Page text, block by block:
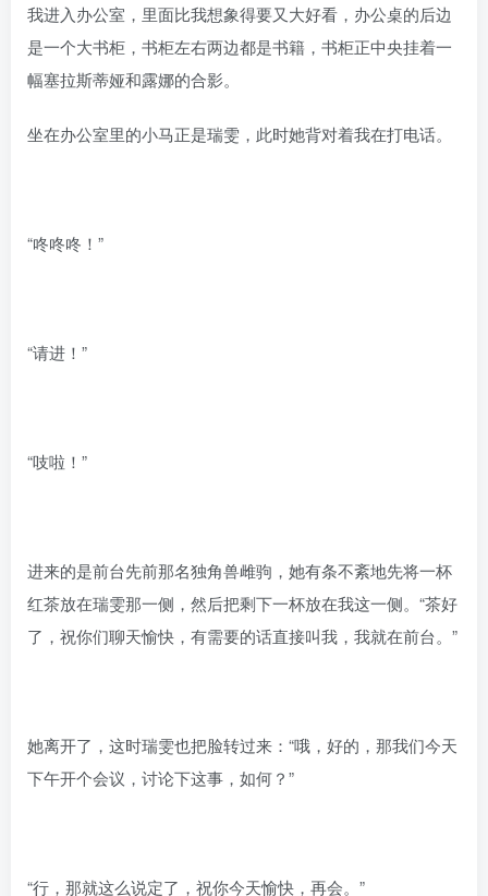
我进入办公室，里面比我想象得要又大好看，办公桌的后边
是一个大书柜，书柜左右两边都是书籍，书柜正中央挂着一
幅塞拉斯蒂娅和露娜的合影。
坐在办公室里的小马正是瑞雯，此时她背对着我在打电话。
“咚咚咚！”
“请进！”
“吱啦！”
进来的是前台先前那名独角兽雌驹，她有条不紊地先将一杯
红茶放在瑞雯那一侧，然后把剩下一杯放在我这一侧。“茶好
了，祝你们聊天愉快，有需要的话直接叫我，我就在前台。”
她离开了，这时瑞雯也把脸转过来：“哦，好的，那我们今天
下午开个会议，讨论下这事，如何？”
“行，那就这么说定了，祝你今天愉快，再会。”